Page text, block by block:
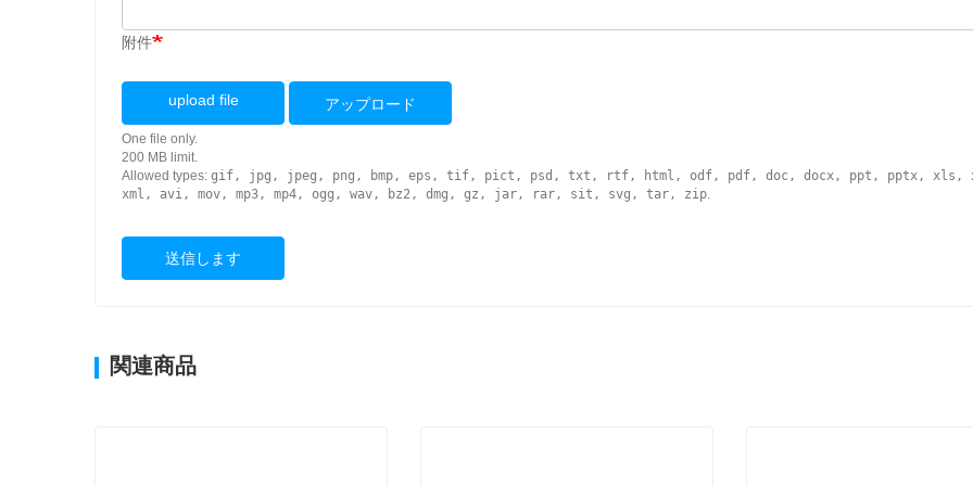
附件
upload file アップロード
One file only.
200 MB limit.
Allowed types: gif, jpg, jpeg, png, bmp, eps, tif, pict, psd, txt, rtf, html, odf, pdf, doc, docx, ppt, pptx, xls,
xml, avi, mov, mp3, mp4, ogg, wav, bz2, dmg, gz, jar, rar, sit, svg, tar, zip.
送信します
関連商品